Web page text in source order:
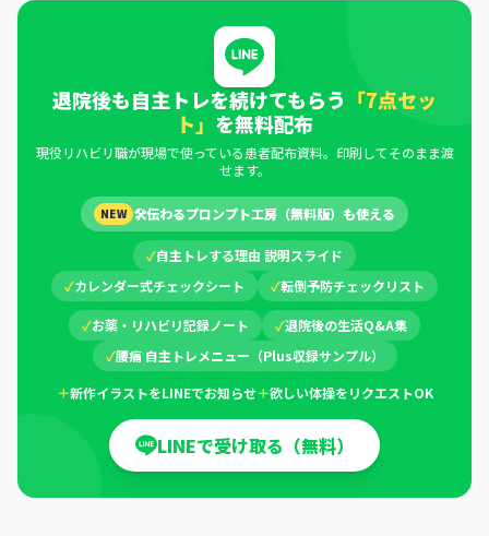
退院後も自主トレを続けてもらう 「7点セッ
ト」 を無料配布
現役リハビリ職が現場で使っている患者配布資料。印刷してそのまま渡
せます。
NEW 🛠伝わるプロンプト工房（無料版）も使える
✓自主トレする理由 説明スライド
✓カレンダー式チェックシート ✓転倒予防チェックリスト
✓お薬・リハビリ記録ノート ✓退院後の生活Q&A集
✓腰痛 自主トレメニュー（Plus収録サンプル）
＋新作イラストをLINEでお知らせ＋欲しい体操をリクエストOK
LINEで受け取る（無料）